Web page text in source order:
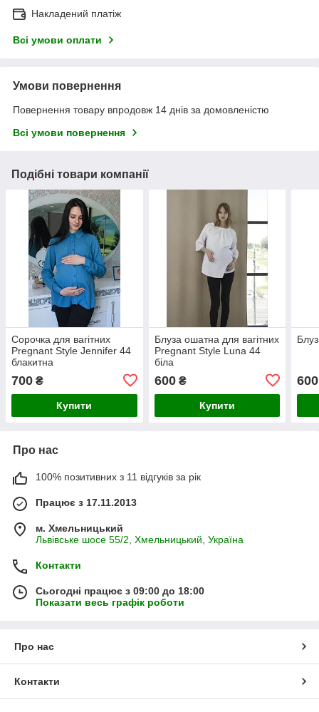
Накладений платіж
Всі умови оплати
Умови повернення
Повернення товару впродовж 14 днів за домовленістю
Всі умови повернення
Подібні товари компанії
Сорочка для вагітних
Pregnant Style Jennifer 44
блакитна
700 ₴
Купити
Блуза ошатна для вагітних
Pregnant Style Luna 44
біла
600₴
Купити
600
Про нас
100% позитивних з 11 відгуків за рік
Працює з 17.11.2013
м. Хмельницький
Львівське шосе 55/2, Хмельницький, Україна
Контакти
Сьогодні працює з 09:00 до 18:00
Показати весь графік роботи
Про нас
Контакти